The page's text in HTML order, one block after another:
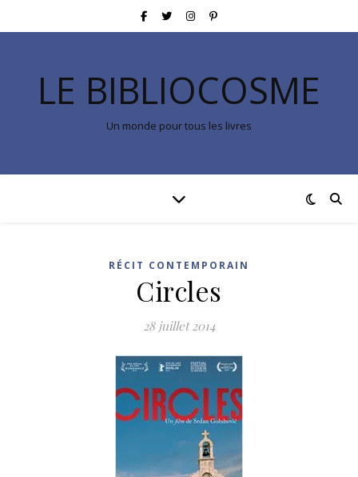
LE BIBLIOCOSME
Un monde pour tous les livres
RÉCIT CONTEMPORAIN
Circles
28 juillet 2014